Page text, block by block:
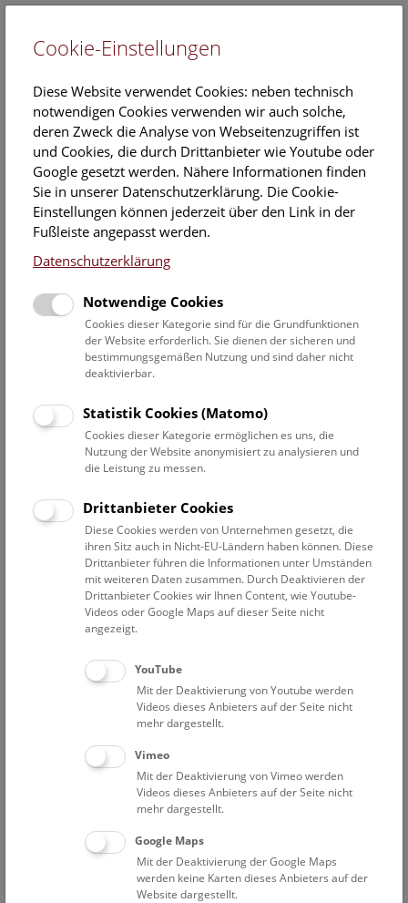
EN
Vortrag/Präsentation
<- Zu r Weihnachtsfeier
Produkt zu präsentieren? Sie möchten Ihre
wissenschaftlichen Forschungsergebnisse vorstellen? Sie
suchen die geeigneten Räumlichkeiten für Ihre
Pressekonferenz?
Nützen Sie die prachtvolle Obere Kuppelhalle oder unseren
perfekt ausgestatteten Vortragssaal für Ihren Auftritt. Auch
einzelne Schausäle bieten themenbezogen eine
hervorragende Präsentationsmöglichkeit – wir beraten Sie
Realisierung Ihrer Pressekonferenz oder Präsentation.
Eindrücke
Cookie-Einstellungen
Diese Website verwendet Cookies: neben technisch
notwendigen Cookies verwenden wir auch solche,
deren Zweck die Analyse von Webseitenzugriffen ist
und Cookies, die durch Drittanbieter wie Youtube oder
Google gesetzt werden. Nähere Informationen finden
Sie in unserer Datenschutzerklärung. Die Cookie-
Einstellungen können jederzeit über den Link in der
Fußleiste angepasst werden.
Datenschutzerklärung
Notwendige Cookies
Cookies dieser Kategorie sind für die Grundfunktionen
der Website erforderlich. Sie dienen der sicheren und
bestimmungsgemäßen Nutzung und sind daher nicht
deaktivierbar.
Statistik Cookies (Matomo)
Cookies dieser Kategorie ermöglichen es uns, die
Nutzung der Website anonymisiert zu analysieren und
die Leistung zu messen.
Drittanbieter Cookies
Diese Cookies werden von Unternehmen gesetzt, die
ihren Sitz auch in Nicht-EU-Ländern haben können. Diese
Drittanbieter führen die Informationen unter Umständen
mit weiteren Daten zusammen. Durch Deaktivieren der
Drittanbieter Cookies wir Ihnen Content, wie Youtube-
Videos oder Google Maps auf dieser Seite nicht
angezeigt.
YouTube
Mit der Deaktivierung von Youtube werden
Videos dieses Anbieters auf der Seite nicht
mehr dargestellt.
Vimeo
Mit der Deaktivierung von Vimeo werden
Videos dieses Anbieters auf der Seite nicht
mehr dargestellt.
Google Maps
Mit der Deaktivierung der Google Maps
werden keine Karten dieses Anbieters auf der
Website dargestellt.